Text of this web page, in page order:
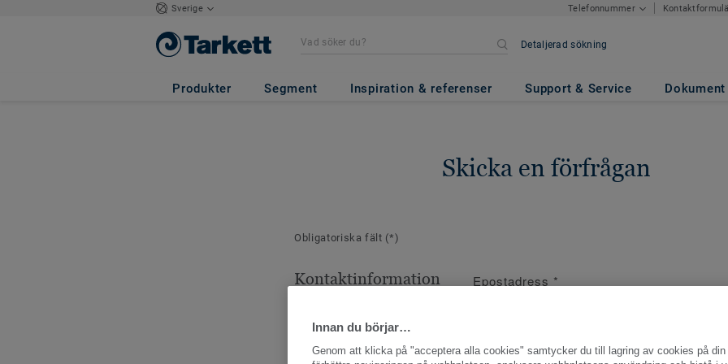
Sverige Telefonnummer
Detaljerad sökning
Produkter Segment Inspiration & referenser Support & Service Dokument
Skicka en förfrågan
Obligatoriska fält (*)
Kontaktinformation Epostadress *
Innan du börjar…
Genom att klicka på "acceptera alla cookies" samtycker du till lagring av cookies på